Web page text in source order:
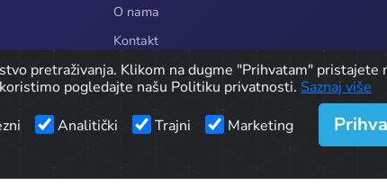
O nama
Kontakt
© 2026 CarPro doo / Detailing Oprema. Sva prava zadržana.
pretraživanja. Klikom na dugme "Prihvatam"
koristimo pogledajte našu Politiku privatnosti. Saznaj više
Analitički Trajni Marketing